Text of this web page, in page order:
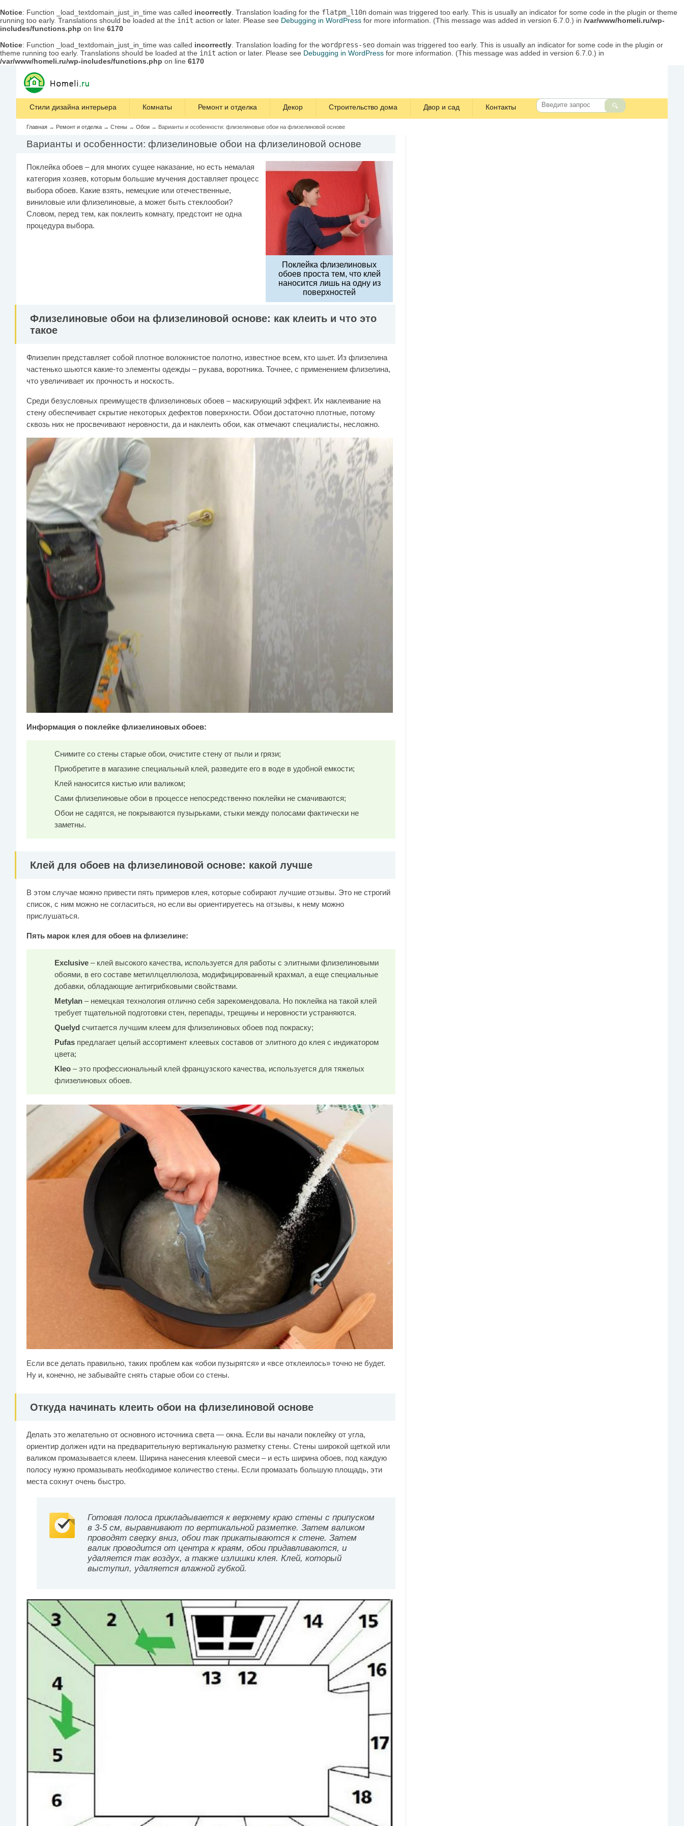
Notice: Function _load_textdomain_just_in_time was called incorrectly . Translation loading for the flatpm_l10n domain was triggered too early. This is usually an indicator for some code in the plugin or theme
running too early. Translations should be loaded at the init action or later. Please see Debugging in WordPress for more information. (This message was added in version 6.7.0.) in /var/www/homeli.ru/wp-
includes/functions.php on line 6170
Notice: Function _load_textdomain_just_in_time was called incorrectly . Translation loading for the wordpress-seo domain was triggered too early. This is usually an indicator for some code in the plugin or
theme running too early. Translations should be loaded at the init action or later. Please see Debugging in WordPress for more information. (This message was added in version 6.7.0.) in
/var/www/homeli.ru/wp-includes/functions.php on line 6170
Стили дизайна интерьера Комнаты Ремонт и отделка Декор Строительство дома Двор и сад Контакты
Главная → Ремонт и отделка → Стены → Обои → Варианты и особенности: флизелиновые обои на флизелиновой основе
Варианты и особенности: флизелиновые обои на флизелиновой основе
Поклейка флизелиновых
обоев проста тем, что клей
наносится лишь на одну из
поверхностей
Поклейка обоев – для многих сущее наказание, но есть немалая
категория хозяев, которым большие мучения доставляет процесс
выбора обоев. Какие взять, немецкие или отечественные,
виниловые или флизелиновые, а может быть стеклообои?
Словом, перед тем, как поклеить комнату, предстоит не одна
процедура выбора.
Флизелиновые обои на флизелиновой основе: как клеить и что это
такое
Флизелин представляет собой плотное волокнистое полотно, известное всем, кто шьет. Из флизелина
частенько шьются какие-то элементы одежды – рукава, воротника. Точнее, с применением флизелина,
что увеличивает их прочность и носкость.
Среди безусловных преимуществ флизелиновых обоев – маскирующий эффект. Их наклеивание на
стену обеспечивает скрытие некоторых дефектов поверхности. Обои достаточно плотные, потому
сквозь них не просвечивают неровности, да и наклеить обои, как отмечают специалисты, несложно.
Информация о поклейке флизелиновых обоев:
Снимите со стены старые обои, очистите стену от пыли и грязи;
Приобретите в магазине специальный клей, разведите его в воде в удобной емкости;
Клей наносится кистью или валиком;
Сами флизелиновые обои в процессе непосредственно поклейки не смачиваются;
Обои не садятся, не покрываются пузырьками, стыки между полосами фактически не
заметны.
Клей для обоев на флизелиновой основе: какой лучше
В этом случае можно привести пять примеров клея, которые собирают лучшие отзывы. Это не строгий
список, с ним можно не согласиться, но если вы ориентируетесь на отзывы, к нему можно
прислушаться.
Пять марок клея для обоев на флизелине:
Exclusive – клей высокого качества, используется для работы с элитными флизелиновыми
обоями, в его составе метиллцеллюлоза, модифицированный крахмал, а еще специальные
добавки, обладающие антигрибковыми свойствами.
Metylan – немецкая технология отлично себя зарекомендовала. Но поклейка на такой клей
требует тщательной подготовки стен, перепады, трещины и неровности устраняются.
Quelyd считается лучшим клеем для флизелиновых обоев под покраску;
Pufas предлагает целый ассортимент клеевых составов от элитного до клея с индикатором
цвета;
Kleo – это профессиональный клей французского качества, используется для тяжелых
флизелиновых обоев.
Если все делать правильно, таких проблем как «обои пузырятся» и «все отклеилось» точно не будет.
Ну и, конечно, не забывайте снять старые обои со стены.
Откуда начинать клеить обои на флизелиновой основе
Делать это желательно от основного источника света — окна. Если вы начали поклейку от угла,
ориентир должен идти на предварительную вертикальную разметку стены. Стены широкой щеткой или
валиком промазывается клеем. Ширина нанесения клеевой смеси – и есть ширина обоев, под каждую
полосу нужно промазывать необходимое количество стены. Если промазать большую площадь, эти
места сохнут очень быстро.
Готовая полоса прикладывается к верхнему краю стены с припуском
в 3-5 см, выравнивают по вертикальной разметке. Затем валиком
проводят сверху вниз, обои так прикатываются к стене. Затем
валик проводится от центра к краям, обои придавливаются, и
удаляется так воздух, а также излишки клея. Клей, который
выступил, удаляется влажной губкой.